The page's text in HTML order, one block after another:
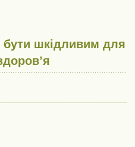
шкідливим для